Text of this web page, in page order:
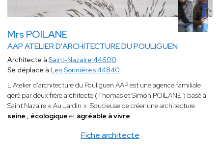
Mrs POILANE
AAP ATELIER D'ARCHITECTURE DU POULIGUEN
Fiche architecte
Architecte à Saint-Nazaire 44600
Se déplace à Les Sorinières 44840
L'Atelier d’architecture du Pouliguen AAP est une agence familiale
géré par deux frère architecte (Thomas et Simon POILANE ) basé à
Saint Nazaire « Au Jardin » Soucieuse de créer une architecture
seine , écologique et agréable à vivre